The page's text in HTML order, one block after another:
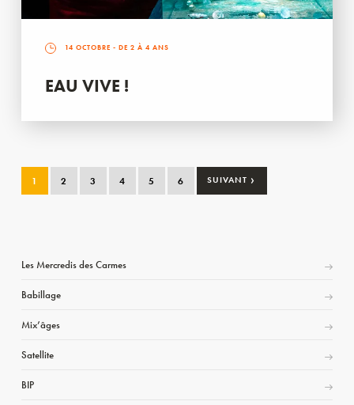
14 OCTOBRE - DE 2 À 4 ANS
EAU VIVE !
1 2 3 4 5 6 SUIVANT ›
Les Mercredis des Carmes
Babillage
Mix’âges
Satellite
BIP